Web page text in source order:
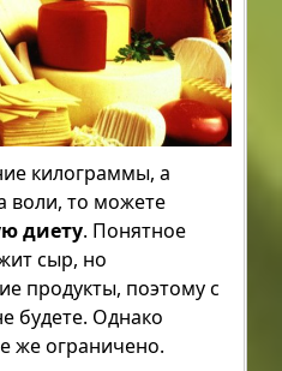
килограммы, а
воли, то можете
диету. Понятное
сыр, но
продукты, поэтому с
будете. Однако
же ограничено.